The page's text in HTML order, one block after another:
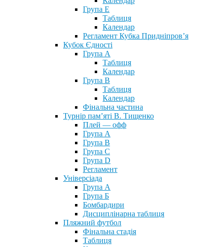
Група Е
Таблиця
Календар
Регламент Кубка Придніпров’я
Кубок Єдності
Група А
Таблиця
Календар
Група В
Таблиця
Календар
Фінальна частина
Турнір пам’яті В. Тищенко
Плей — офф
Група А
Група B
Група С
Група D
Регламент
Універсіада
Група А
Група Б
Бомбардири
Дисциплінарна таблиця
Пляжний футбол
Фінальна стадія
Таблиця